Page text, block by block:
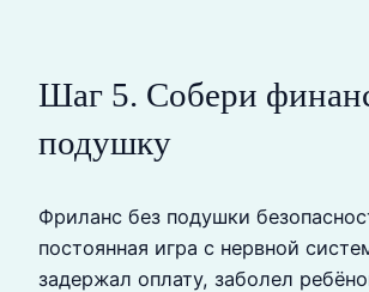
Шаг 5. Собери
подушку
Фриланс без подушки
постоянная игра с нервной
задержал оплату, заболел